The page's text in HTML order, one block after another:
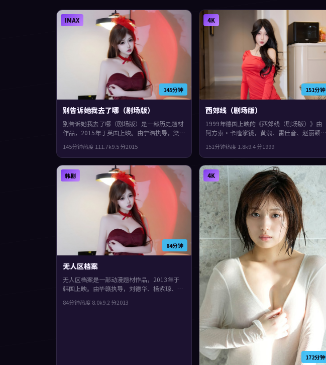
145分钟
IMAX
别告诉她我去了哪（剧场版）
别告诉她我去了哪（剧场版）是一部历史题材
作品，2015年于英国上映。由宁浩执导，梁
架里仍保留了作者表达，城市空间成为情绪与
悬念的载体。
145分钟热度 111.7k9.5分2015
151分钟
4K
西郊线（剧场版）
1999年德国上映的《西郊线（剧场版）》由
阿方索·卡隆掌镜，黄渤、雷佳音、赵丽颖共
间反复拉扯，观感紧凑，值得推荐。
151分钟热度 1.8k9.4分1999
84分钟
韩剧
无人区档案
无人区档案是一部动漫题材作品，2013年于
韩国上映。由毕赣执导，刘德华、杨紫琼、裴
进，片尾余味很足。
84分钟热度 8.0k9.2 分2013
172分钟
4K